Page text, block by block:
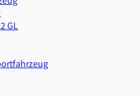
GL